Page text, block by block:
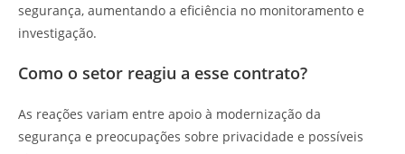
segurança, aumentando a eficiência no monitoramento e
investigação.
Como o setor reagiu a esse contrato?
As reações variam entre apoio à modernização da
segurança e preocupações sobre privacidade e possíveis